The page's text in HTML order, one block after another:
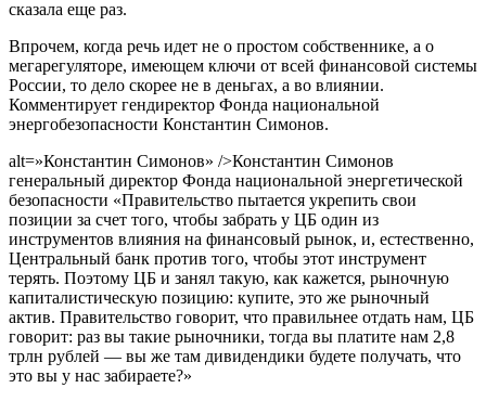
сказала еще раз.
Впрочем, когда речь идет не о простом собственнике, а о
мегарегуляторе, имеющем ключи от всей финансовой системы
России, то дело скорее не в деньгах, а во влиянии.
Комментирует гендиректор Фонда национальной
энергобезопасности Константин Симонов.
alt=»Константин Симонов» />Константин Симонов
генеральный директор Фонда национальной энергетической
безопасности «Правительство пытается укрепить свои
позиции за счет того, чтобы забрать у ЦБ один из
инструментов влияния на финансовый рынок, и, естественно,
Центральный банк против того, чтобы этот инструмент
терять. Поэтому ЦБ и занял такую, как кажется, рыночную
капиталистическую позицию: купите, это же рыночный
актив. Правительство говорит, что правильнее отдать нам, ЦБ
говорит: раз вы такие рыночники, тогда вы платите нам 2,8
трлн рублей — вы же там дивидендики будете получать, что
это вы у нас забираете?»